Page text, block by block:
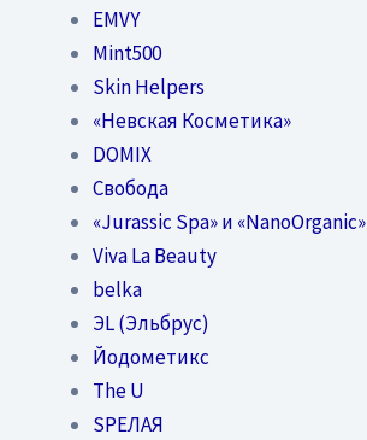
EMVY
Mint500
Skin Helpers
«Невская Косметика»
DOMIX
Свобода
«Jurassic Spa» и «NanoOrganic»
Viva La Beauty
belka
ЭL (Эльбрус)
Йодометикс
The U
SPEЛАЯ